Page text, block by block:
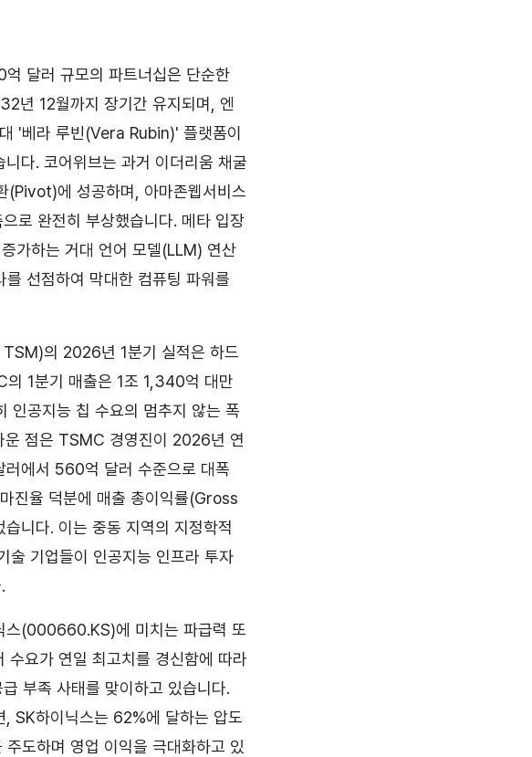
달러 규모의 파트너십은 단순한
년 12월까지 장기간 유지되며, 엔
'베라 루빈(Vera Rubin)' 플랫폼이
다. 코어위브는 과거 이더리움 채굴
(Pivot)에 성공하며, 아마존웹서비스
로 완전히 부상했습니다. 메타 입장
가하는 거대 언어 모델(LLM) 연산
선점하여 막대한 컴퓨팅 파워를
의 2026년 1분기 실적은 하드
의 1분기 매출은 1조 1,340억 대만
인공지능 칩 수요의 멈추지 않는 폭
운 점은 TSMC 경영진이 2026년 연
에서 560억 달러 수준으로 대폭
진율 덕분에 매출 총이익률(Gross
니다. 이는 중동 지역의 지정학적
술 기업들이 인공지능 인프라 투자
스(000660.KS)에 미치는 파급력 또
수요가 연일 최고치를 경신함에 따라
부족 사태를 맞이하고 있습니다.
SK하이닉스는 62%에 달하는 압도
도하며 영업 이익을 극대화하고 있